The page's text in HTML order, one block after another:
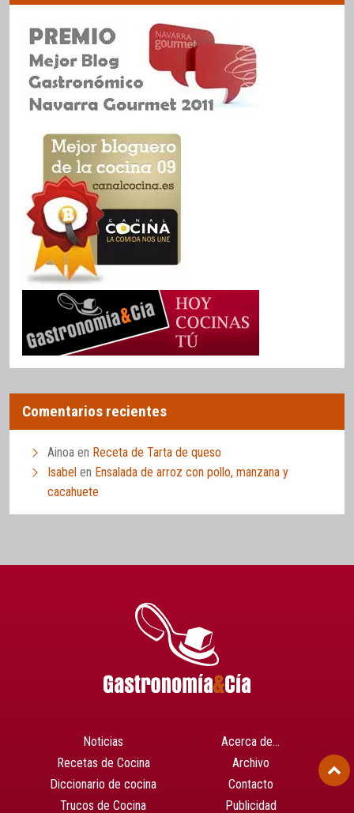
Comentarios recientes
Ainoa en Receta de Tarta de queso
Isabel en Ensalada de arroz con pollo, manzana y
cacahuete
Noticias
Recetas de Cocina
Diccionario de cocina
Trucos de Cocina
Acerca de…
Archivo
Contacto
Publicidad